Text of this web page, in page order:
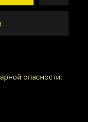
опасности: